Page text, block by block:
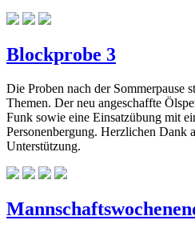
Blockprobe 3
Die Proben nach der Sommerpause
Themen. Der neu angeschaffte
Funk sowie eine Einsatzübung mit
Personenbergung. Herzlichen Dank
Unterstützung.